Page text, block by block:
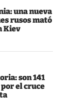
una nueva
rusos mató
Kiev
son 141
el cruce